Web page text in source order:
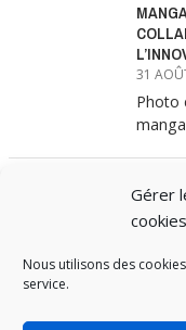
Gérer
cookies
Nous utilisons des
service.
31
Photo
Les